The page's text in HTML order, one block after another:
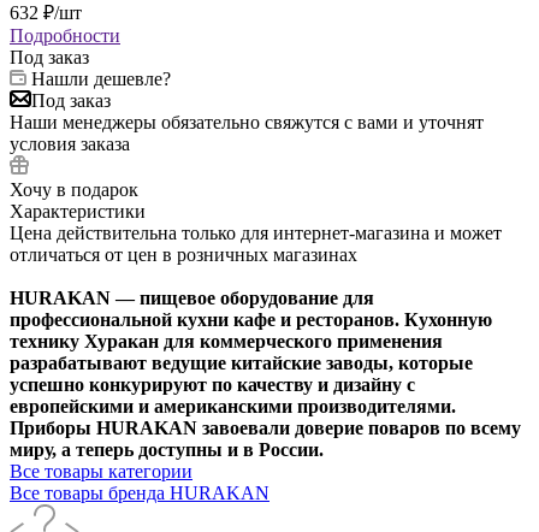
632 ₽/шт
Подробности
Под заказ
Нашли дешевле?
Под заказ
Наши менеджеры обязательно свяжутся с вами и уточнят
условия заказа
Хочу в подарок
Характеристики
Цена действительна только для интернет-магазина и может
отличаться от цен в розничных магазинах
HURAKAN — пищевое оборудование для
профессиональной кухни кафе и ресторанов. Кухонную
технику Хуракан для коммерческого применения
разрабатывают ведущие китайские заводы, которые
успешно конкурируют по качеству и дизайну с
европейскими и американскими производителями.
Приборы HURAKAN завоевали доверие поваров по всему
миру, а теперь доступны и в России.
Все товары категории
Все товары бренда HURAKAN